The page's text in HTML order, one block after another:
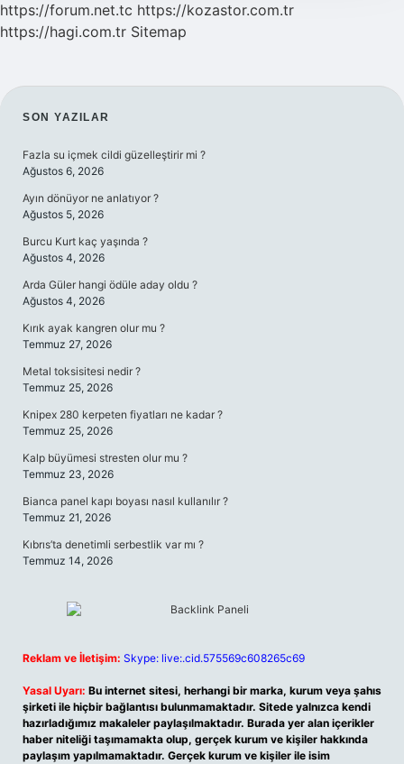
https://forum.net.tc https://kozastor.com.tr
https://hagi.com.tr Sitemap
SIDEBAR
SON YAZILAR
Fazla su içmek cildi güzelleştirir mi ?
Ağustos 6, 2026
Ayın dönüyor ne anlatıyor ?
Ağustos 5, 2026
Burcu Kurt kaç yaşında ?
Ağustos 4, 2026
Arda Güler hangi ödüle aday oldu ?
Ağustos 4, 2026
Kırık ayak kangren olur mu ?
Temmuz 27, 2026
Metal toksisitesi nedir ?
Temmuz 25, 2026
Knipex 280 kerpeten fiyatları ne kadar ?
Temmuz 25, 2026
Kalp büyümesi stresten olur mu ?
Temmuz 23, 2026
Bianca panel kapı boyası nasıl kullanılır ?
Temmuz 21, 2026
Kıbrıs’ta denetimli serbestlik var mı ?
Temmuz 14, 2026
Reklam ve İletişim: Skype: live:.cid.575569c608265c69
Yasal Uyarı: Bu internet sitesi, herhangi bir marka, kurum veya şahıs
şirketi ile hiçbir bağlantısı bulunmamaktadır. Sitede yalnızca kendi
hazırladığımız makaleler paylaşılmaktadır. Burada yer alan içerikler
haber niteliği taşımamakta olup, gerçek kurum ve kişiler hakkında
paylaşım yapılmamaktadır. Gerçek kurum ve kişiler ile isim